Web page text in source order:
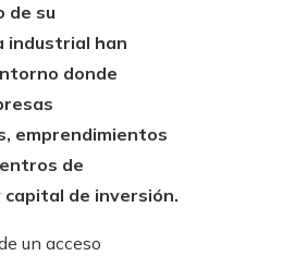
de su
industrial han
donde
emprendimientos
de
de inversión.
un acceso